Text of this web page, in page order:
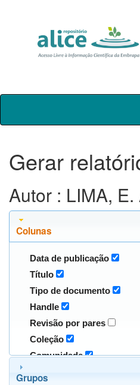
Skip
Gerar
Autor : LIMA, E.
Colunas
Data de publicação
Título
Tipo de documento
Handle
Revisão por pares
Coleção
Comunidade
Grupos